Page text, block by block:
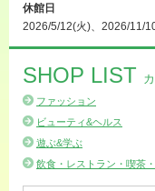
休館日
2026/5/12(火)、2026/11/
SHOP LIST
ファッション
ビューティ&ヘルス
遊ぶ&学ぶ
飲食・レストラン・喫茶